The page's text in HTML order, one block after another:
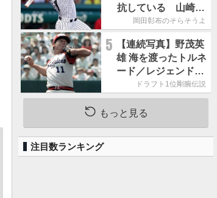
抗している 山崎、
小笠原の存在は大き
岡田彰布のそらそうよ
5
【連続写真】野茂英
雄 海を渡ったトルネ
ード／レジェンド剛
腕のピッチングフォ
ーム
ドラフト1位剛腕伝説
もっと見る
注目数ランキング